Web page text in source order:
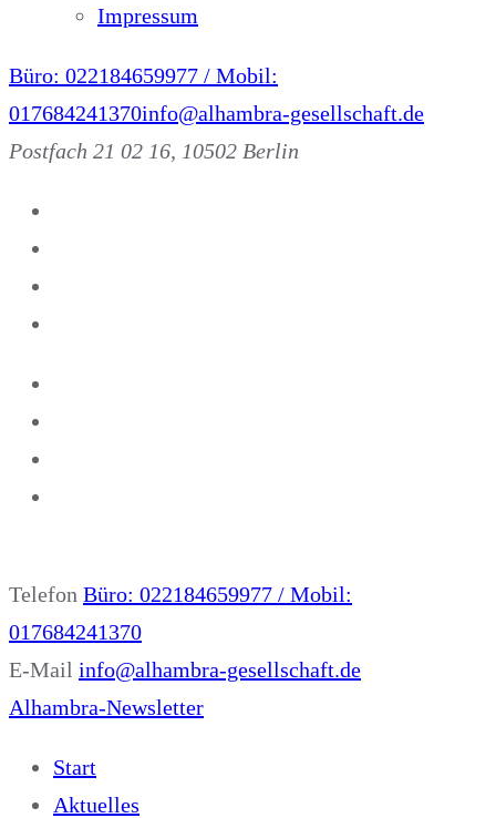
Impressum
Büro: 022184659977 / Mobil:
017684241370info@alhambra-gesellschaft.de
Postfach 21 02 16, 10502 Berlin
Telefon Büro: 022184659977 / Mobil:
017684241370
E-Mail info@alhambra-gesellschaft.de
Alhambra-Newsletter
Start
Aktuelles